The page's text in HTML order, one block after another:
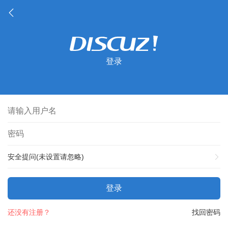
登录
安全提问(未设置请忽略)
登录
找回密码
还没有注册？